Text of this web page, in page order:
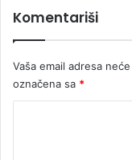
Komentariši
Vaša email adresa
označena sa *